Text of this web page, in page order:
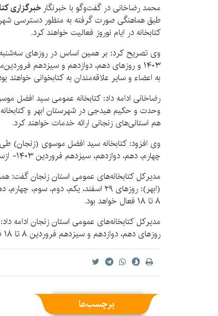
محمد رضاخانی در گفت‌وگو با خبرنگار خبرگزاری
کتابخانه در ایام نوروز فعالیت خواهند کرد.
۱۴۰۳ و روزهای دهم، دوازدهم و سیزدهم
به اعضاء و سایر علاقه‌مندان به کتابخوانی خواهند
رضاخانی ادامه داد: کتابخانه عمومی سید افضل
وحدت و حکیم هیدجی در شهرستان ابهر و
هم استانی‌های زنجانی ارائه خدمات خواهند کرد.
چهارم، دهم، دوازدهم، سیزدهم فروردین ۱۴۰۳- ازساعت ۸ تا ۱۴ فعالیت خواهد کرد.
مدیرکل کتابخانه‌های عمومی استان زنجان گفت:
۸ تا ۱۸ فعال خواهد بود.
مدیرکل کتابخانه‌های عمومی استان زنجان ادامه
روزهای دهم، دوازدهم و سیزدهم فروردین ۸ تا ۱۸ فعالیت خواهد کرد.
برچسب‌ها